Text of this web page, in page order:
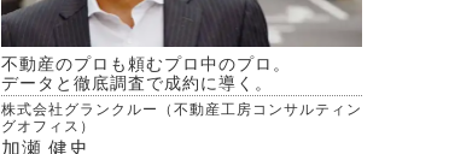
不動産のプロも頼むプロ中のプロ。
データと徹底調査で成約に導く。
株式会社グランクルー（不動産工房コンサルティン
グオフィス）
加瀬 健史